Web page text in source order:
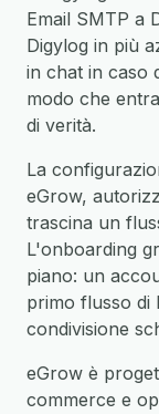
Email SMTP a
Digylog in più
in chat in caso
modo che
di verità.
La
eGrow,
trascina un
L'onboarding
piano: un
primo flusso di
condivisione
eGrow è
commerce e